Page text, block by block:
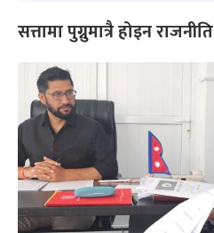
सत्तामा पुग्नुमात्रै होइन राजनीति